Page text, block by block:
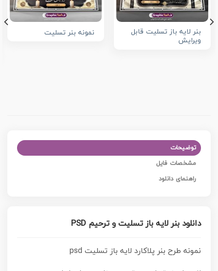
بنر لایه باز تسلیت قابل
ویرایش
نمونه بنر تسلیت
توضیحات
مشخصات فایل
راهنمای دانلود
دانلود بنر لایه باز تسلیت و ترحیم PSD
نمونه طرح بنر پلاکارد لایه باز تسلیت psd